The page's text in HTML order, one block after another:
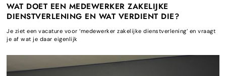
WAT DOET EEN MEDEWERKER ZAKELIJKE
DIENSTVERLENING EN WAT VERDIENT DIE?
Je ziet een vacature voor ‘medewerker zakelijke dienstverlening’ en vraagt
je af wat je daar eigenlijk